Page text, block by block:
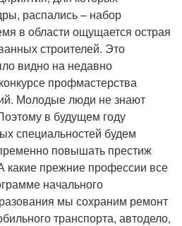
распались – набор
в области ощущается острая
строителей. Это
видно на недавно
профмастерства
Молодые люди не знают
в будущем году
специальностей будем
повышать престиж
какие прежние профессии все
начального
мы сохраним ремонт
транспорта, автодело,